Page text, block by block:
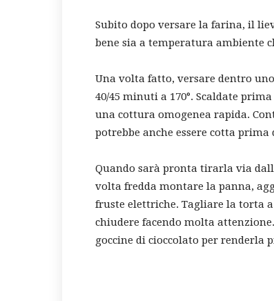
Subito dopo versare la farina, il
bene sia a temperatura ambiente
Una volta fatto, versare dentro
40/45 minuti a 170°. Scaldate
una cottura omogenea rapida.
potrebbe anche essere cotta
Quando sarà pronta tirarla via
volta fredda montare la panna,
fruste elettriche. Tagliare la torta
chiudere facendo molta
goccine di cioccolato per renderla